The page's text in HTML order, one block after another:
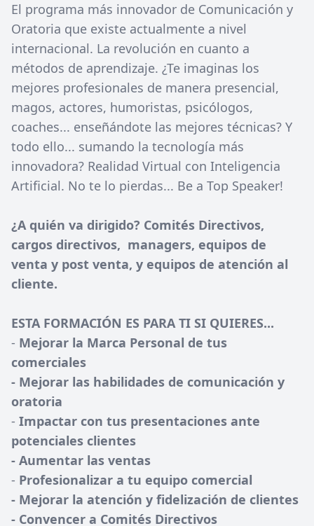
El programa más innovador de Comunicación y
Oratoria que existe actualmente a nivel
internacional. La revolución en cuanto a
métodos de aprendizaje. ¿Te imaginas los
mejores profesionales de manera presencial,
magos, actores, humoristas, psicólogos,
coaches... enseñándote las mejores técnicas? Y
todo ello... sumando la tecnología más
innovadora? Realidad Virtual con Inteligencia
Artificial. No te lo pierdas... Be a Top Speaker!
¿A quién va dirigido? Comités Directivos,
cargos directivos, managers, equipos de
venta y post venta, y equipos de atención al
cliente.
ESTA FORMACIÓN ES PARA TI SI QUIERES...
- Mejorar la Marca Personal de tus
comerciales
- Mejorar las habilidades de comunicación y
oratoria
- Impactar con tus presentaciones ante
potenciales clientes
- Aumentar las ventas
- Profesionalizar a tu equipo comercial
- Mejorar la atención y fidelización de clientes
- Convencer a Comités Directivos